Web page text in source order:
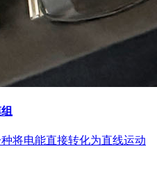
将电能直接转化为直线运动